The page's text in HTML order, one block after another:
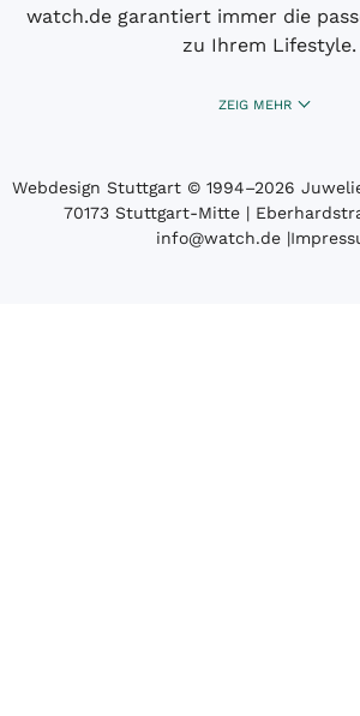
watch.de garantiert immer die
zu Ihrem Lifestyle.
ZEIG MEHR
Webdesign Stuttgart © 1994­–2026
70173 Stuttgart-Mitte |
info@watch.de |